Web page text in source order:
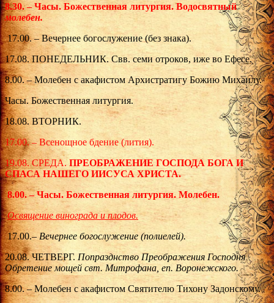
8.30. – Часы. Божественная литургия. Водосвятный
молебен.
17.00. – Вечернее богослужение (без знака).
17.08. ПОНЕДЕЛЬНИК. Свв. семи отроков, иже во Ефесе.
8.00. – Молебен с акафистом Архистратигу Божию Михаилу.
Часы. Божественная литургия.
18.08. ВТОРНИК.
17.00. – Всенощное бдение (лития).
19.08. СРЕДА. ПРЕОБРАЖЕНИЕ ГОСПОДА БОГА И
СПАСА НАШЕГО ИИСУСА ХРИСТА.
8.00. – Часы. Божественная литургия. Молебен.
Освящение винограда и плодов.
17.00.– Вечернее богослужение (полиелей).
20.08. ЧЕТВЕРГ. Попразднство Преображения Господня
Обретение мощей свт. Митрофана, еп. Воронежского.
8.00. – Молебен с акафистом Святителю Тихону Задонскому.